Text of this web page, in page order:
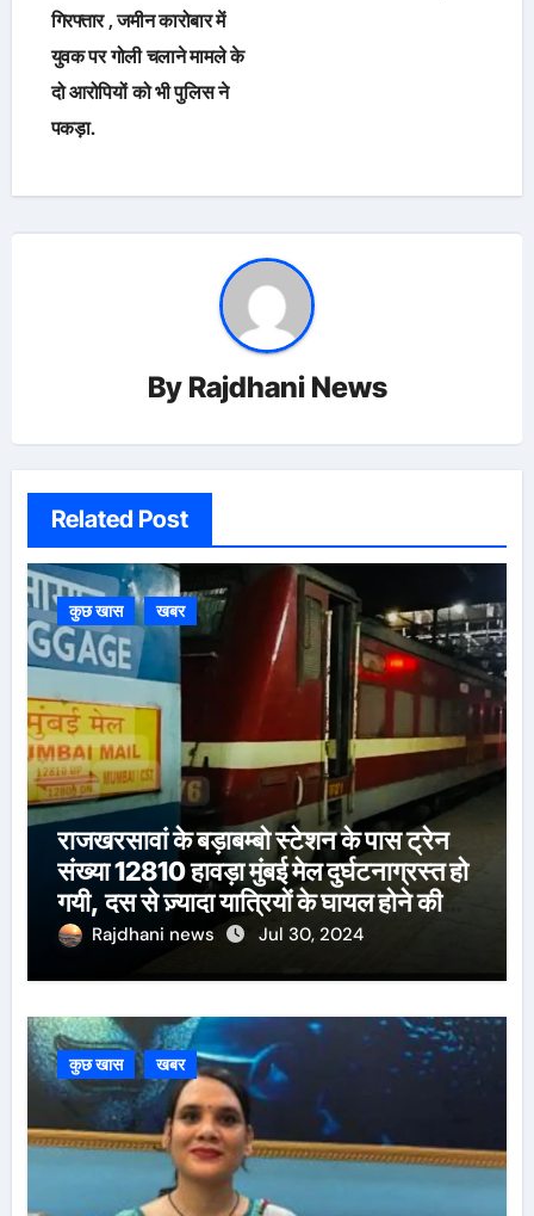
गिरफ्तार , जमीन कारोबार में
युवक पर गोली चलाने मामले के
दो आरोपियों को भी पुलिस ने
पकड़ा.
By Rajdhani News
Related Post
कुछ खास खबर
राजखरसावां के बड़ाबम्बो स्टेशन के पास ट्रेन
संख्या 12810 हावड़ा मुंबई मेल दुर्घटनाग्रस्त हो
गयी, दस से ज़्यादा यात्रियों के घायल होने की
खबर।सरायकेला के वरीय पदाधिकारी
Rajdhani news Jul 30, 2024
कुछ खास खबर